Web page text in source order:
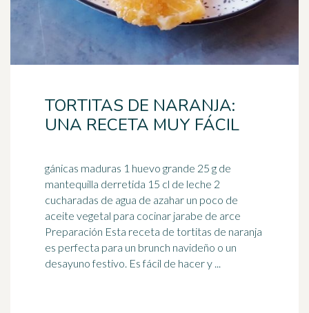
TORTITAS DE NARANJA:
UNA RECETA MUY FÁCIL
gánicas maduras 1 huevo grande 25 g de
mantequilla derretida 15 cl de leche 2
cucharadas de agua de azahar un poco de
aceite vegetal para cocinar jarabe de arce
Preparación Esta receta de tortitas de naranja
es perfecta para un brunch navideño o un
desayuno festivo. Es fácil de hacer y ...